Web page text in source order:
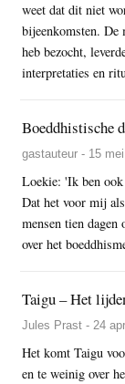
weet dat dit niet
bijeenkomsten. De
heb bezocht,
interpretaties en
Boeddhistische
gastauteur - 15
Loekie: 'Ik ben
Dat het voor mij
mensen tien dagen
over het
Taigu – Het
Jules Prast - 24
Het komt Taigu
en te weinig over